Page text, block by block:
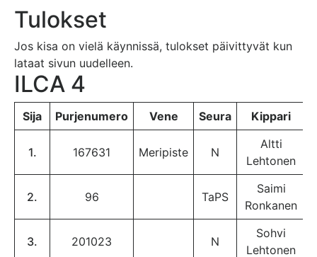
Tulokset
Jos kisa on vielä käynnissä, tulokset päivittyvät kun
lataat sivun uudelleen.
ILCA 4
Sija Purjenumero Vene Seura Kippari
1. 167631 Meripiste N
Altti
Lehtonen
2. 96 TaPS
Saimi
Ronkanen
3. 201023 N
Sohvi
Lehtonen